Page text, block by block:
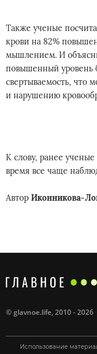
Также ученые
крови на 82%
мышлением. И
повышенный уровень
свертываемость, что
и нарушению
К слову, ранее
время все чаще
Автор Иконникова-
©glavnoe.life, 2010 - 2026
Использование